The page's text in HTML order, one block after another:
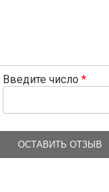
Введите число *
ОСТАВИТЬ ОТЗЫВ